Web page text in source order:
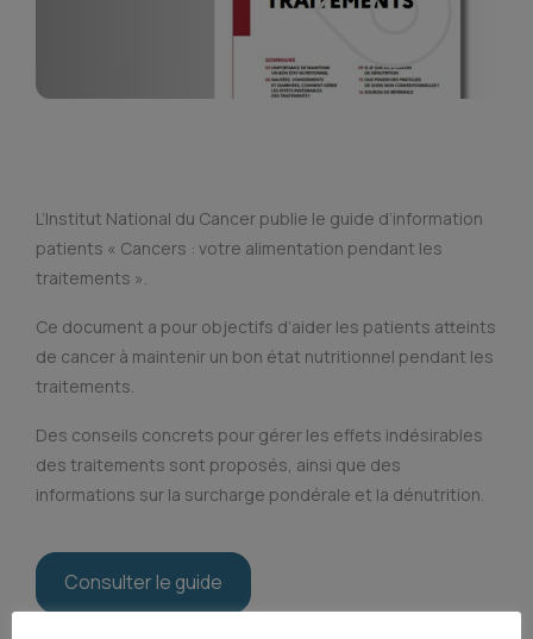
L’Institut National du Cancer publie le guide d’information
patients « Cancers : votre alimentation pendant les
traitements ».
Ce document a pour objectifs d’aider les patients atteints
de cancer à maintenir un bon état nutritionnel pendant les
traitements.
Des conseils concrets pour gérer les effets indésirables
des traitements sont proposés, ainsi que des
informations sur la surcharge pondérale et la dénutrition.
Consulter le guide